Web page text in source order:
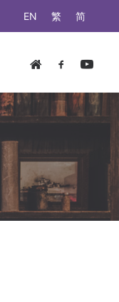
EN 繁 简